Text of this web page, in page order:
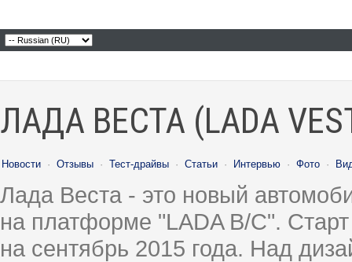
ЛАДА ВЕСТА (LADA
Новости · Отзывы · Тест-драйвы · Статьи · Интервью · Фото ·
Лада Веста - это новый
на платформе "LADA B/C".
на сентябрь 2015 года. Над